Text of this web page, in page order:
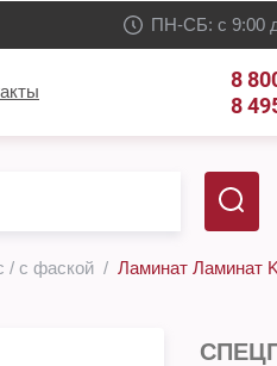
ПН-СБ: с 9:00
8
8
/ с фаской
Ламинат Ламинат